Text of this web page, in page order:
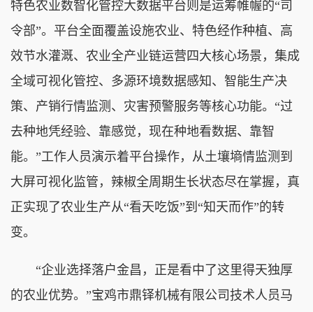
特色农业数智化管控大数据平台则是运筹帷幄的“司
令部”。平台全面覆盖设施农业、特色经作种植、高
效节水灌溉、农业全产业链运营四大核心场景，集成
全域可视化管控、多源环境数据感知、智能生产决
策、产销行情监测、灾害预警服务等核心功能。“过
去种地凭经验、靠感觉，现在种地看数据、靠智
能。”工作人员演示着平台操作，从土壤墒情监测到
大屏可视化监管，辣椒全周期生长状态尽在掌握，真
正实现了农业生产从“看天吃饭”到“知天而作”的转
变。
“企业选择落户金昌，正是看中了这里得天独厚
的农业优势。”宝鸡市鼎铎机械有限公司技术人员马